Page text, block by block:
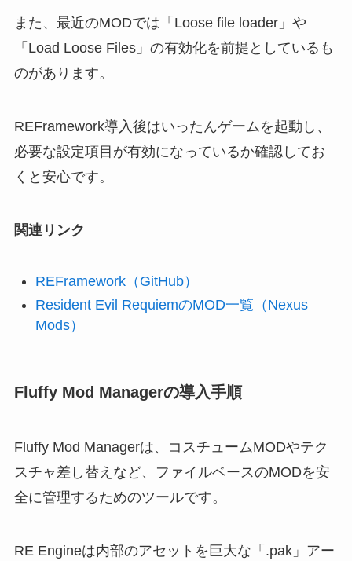
また、最近のMODでは「Loose file loader」や
「Load Loose Files」の有効化を前提としているも
のがあります。
REFramework導入後はいったんゲームを起動し、
必要な設定項目が有効になっているか確認してお
くと安心です。
関連リンク
REFramework（GitHub）
Resident Evil RequiemのMOD一覧（Nexus
Mods）
Fluffy Mod Managerの導入手順
Fluffy Mod Managerは、コスチュームMODやテク
スチャ差し替えなど、ファイルベースのMODを安
全に管理するためのツールです。
RE Engineは内部のアセットを巨大な「.pak」アー